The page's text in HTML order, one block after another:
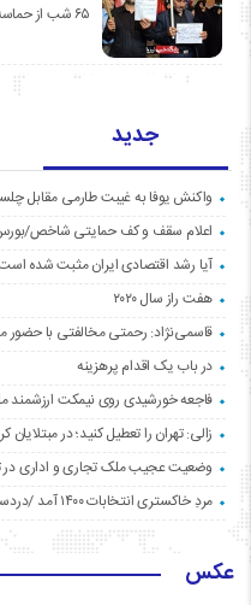
۶۵ شب از حماسه مهدیشهری ها گذشت
جدید
واکنش یوفا به غیبت طارمی مقابل
اعلام سقف و کف حمایتی شاخص/بورس
آیا رشد اقتصادی ایران مثبت شده
هفت راز سال ۲۰۲۰
قاسمی‌نژاد: رحمتی مخالفتی با حضور
در باب یک اقدام پرهزینه
فاجعه خورشیدی روی نیمکت ارزشمند
زالی: تهران را تعطیل کنید؛ در مبتلایان
وضعیت عجیب ملک تجاری و اداری در تهران/
مردِ خاکستری انتخابات ۱۴۰۰ آمد /دردسر کلاب هاوس برای کاندیداها
عکس